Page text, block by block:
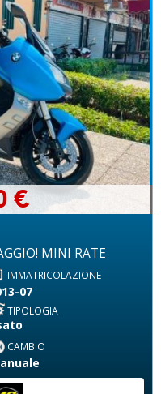
MINI RATE
€
IMMATRICOLAZIONE
07
TIPOLOGIA
CAMBIO